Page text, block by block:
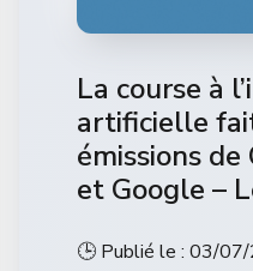
La course à
artificielle
émissions de
et Google –
🕒 Publié le : 03/